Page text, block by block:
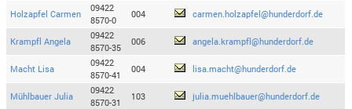
Holzapfel Carmen
09422
8570-0
004 carmen.holzapfel@hunderdorf.de
Krampfl Angela
09422
8570-35
006 angela.krampfl@hunderdorf.de
Macht Lisa
09422
8570-41
004 lisa.macht@hunderdorf.de
Mühlbauer Julia
09422
8570-31
103 julia.muehlbauer@hunderdorf.de